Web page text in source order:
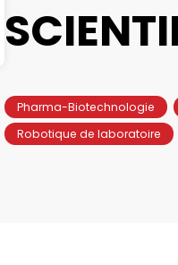
Pharma-Biotechnologie
Robotique de laboratoire